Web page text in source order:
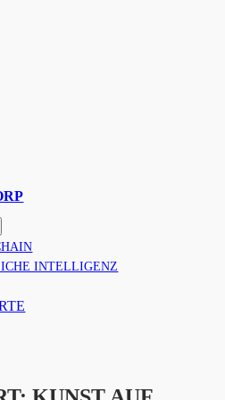
INTELLIGENZ